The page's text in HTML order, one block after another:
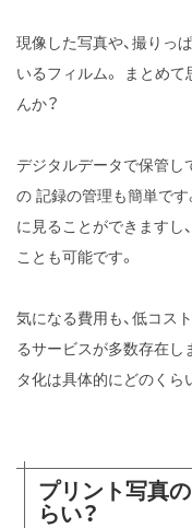
現像した写真や、撮りっ
いるフィルム。
まとめ
んか？
デジタルデータで保管し
の 記録の管理も簡単で
に見ることができますし、
ことも可能です。
気になる費用も、低コス
るサービスが多数存在し
タ化は具体的にどのくら
プリント写真
らい？